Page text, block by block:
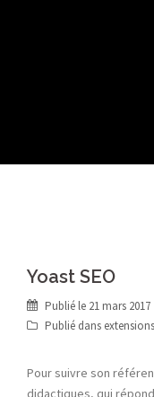
Yoast SEO
Publié le 21 mars 2017
Publié dans
Pour suivre son
didactiques, qui